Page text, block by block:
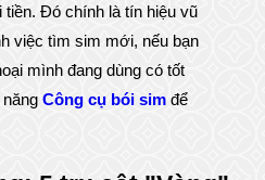
tiền. Đó chính là tín hiệu vũ
việc tìm sim mới, nếu bạn
mình đang dùng có tốt
Công cụ bói sim để